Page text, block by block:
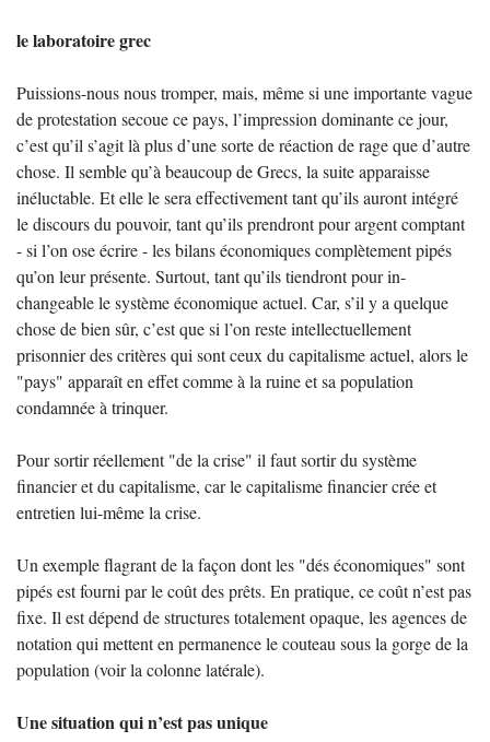
le laboratoire grec
Puissions-nous nous tromper, mais, même si une importante vague
de protestation secoue ce pays, l’impression dominante ce jour,
c’est qu’il s’agit là plus d’une sorte de réaction de rage que d’autre
chose. Il semble qu’à beaucoup de Grecs, la suite apparaisse
inéluctable. Et elle le sera effectivement tant qu’ils auront intégré
le discours du pouvoir, tant qu’ils prendront pour argent comptant
- si l’on ose écrire - les bilans économiques complètement pipés
qu’on leur présente. Surtout, tant qu’ils tiendront pour in-
changeable le système économique actuel. Car, s’il y a quelque
chose de bien sûr, c’est que si l’on reste intellectuellement
prisonnier des critères qui sont ceux du capitalisme actuel, alors le
"pays" apparaît en effet comme à la ruine et sa population
condamnée à trinquer.
Pour sortir réellement "de la crise" il faut sortir du système
financier et du capitalisme, car le capitalisme financier crée et
entretien lui-même la crise.
Un exemple flagrant de la façon dont les "dés économiques" sont
pipés est fourni par le coût des prêts. En pratique, ce coût n’est pas
fixe. Il est dépend de structures totalement opaque, les agences de
notation qui mettent en permanence le couteau sous la gorge de la
population (voir la colonne latérale).
Une situation qui n’est pas unique